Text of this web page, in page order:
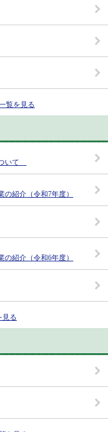
覧を見る
いて
紹介（令和7年度）
紹介（令和6年度）
見る